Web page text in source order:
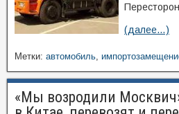
(далее…)
Метки: автомобиль,
«Мы возродили